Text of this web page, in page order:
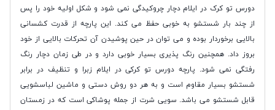
دورس تو کرک در ایلام دچار چروکیدگی نمی شود و شکل اولیه خود را پس
از چند بار شستشو به خوبی حفظ می کند. این پارچه از قدرت کشسانی
بالایی برخوردار بوده و می توان در حین پوشیدن آن تحرکات بالایی از خود
بروز داد. همچنین رنگ پذیری بسیار خوبی دارد و در طی زمان دچار رنگ
رفتگی نمی شود. پارچه دورس تو کرکی در ایلام زبرا و تنظیف در برابر
شستشو بسیار مقاوم است و به هر دو روش دستی و ماشین لباسشویی
قابل شستشو می باشد. سویی شرت از جمله پوشاکی است که در زمستان